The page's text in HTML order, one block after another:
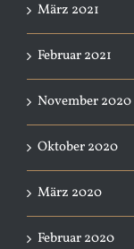
März 2021
Februar 2021
November 2020
Oktober 2020
März 2020
Februar 2020